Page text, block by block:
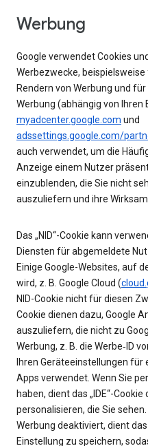
Werbung
Google verwendet Cookies
Werbezwecke,
Rendern von Werbung und
Werbung (abhängig von Ihren
myadcenter.google.com und
adssettings.google.com/
auch verwendet, um die
Anzeige einem Nutzer
einzublenden, die Sie nicht
auszuliefern und ihre
Das „NID“-Cookie kann
Diensten für abgemeldete
Einige Google-Websites, auf
wird, z. B. Google Cloud (
NID-Cookie nicht für diesen
Cookie dienen dazu, Google
auszuliefern, die nicht zu
Werbung, z. B. die Werbe‑ID
Ihren Geräteeinstellungen
Apps verwendet. Wenn Sie
haben, dient das „IDE“-
personalisieren, die Sie
Werbung deaktiviert, dient das
Einstellung zu speichern,